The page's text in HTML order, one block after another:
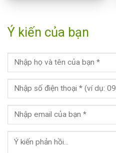
Ý kiến của bạn